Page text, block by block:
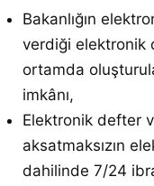
Bakanlığın
verdiği elektronik
ortamda
imkânı,
Elektronik defter
aksatmaksızın
dahilinde 7/24